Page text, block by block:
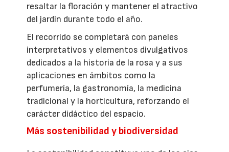
resaltar la floración y mantener el atractivo
del jardín durante todo el año.
El recorrido se completará con paneles
interpretativos y elementos divulgativos
dedicados a la historia de la rosa y a sus
aplicaciones en ámbitos como la
perfumería, la gastronomía, la medicina
tradicional y la horticultura, reforzando el
carácter didáctico del espacio.
Más sostenibilidad y biodiversidad